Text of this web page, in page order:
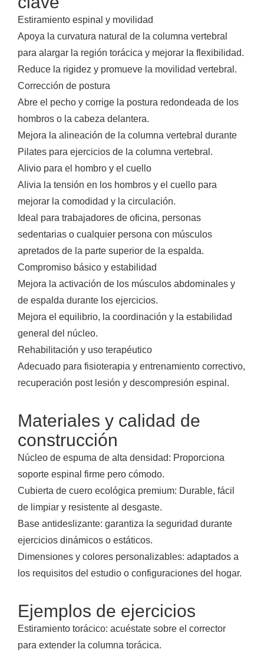
Estiramiento espinal y movilidad
Apoya la curvatura natural de la columna vertebral
para alargar la región torácica y mejorar la flexibilidad.
Reduce la rigidez y promueve la movilidad vertebral.
Corrección de postura
Abre el pecho y corrige la postura redondeada de los
hombros o la cabeza delantera.
Mejora la alineación de la columna vertebral durante
Pilates para ejercicios de la columna vertebral.
Alivio para el hombro y el cuello
Alivia la tensión en los hombros y el cuello para
mejorar la comodidad y la circulación.
Ideal para trabajadores de oficina, personas
sedentarias o cualquier persona con músculos
apretados de la parte superior de la espalda.
Compromiso básico y estabilidad
Mejora la activación de los músculos abdominales y
de espalda durante los ejercicios.
Mejora el equilibrio, la coordinación y la estabilidad
general del núcleo.
Rehabilitación y uso terapéutico
Adecuado para fisioterapia y entrenamiento correctivo,
recuperación post lesión y descompresión espinal.
Materiales y calidad de
construcción
Núcleo de espuma de alta densidad: Proporciona
soporte espinal firme pero cómodo.
Cubierta de cuero ecológica premium: Durable, fácil
de limpiar y resistente al desgaste.
Base antideslizante: garantiza la seguridad durante
ejercicios dinámicos o estáticos.
Dimensiones y colores personalizables: adaptados a
los requisitos del estudio o configuraciones del hogar.
Ejemplos de ejercicios
Estiramiento torácico: acuéstate sobre el corrector
para extender la columna torácica.